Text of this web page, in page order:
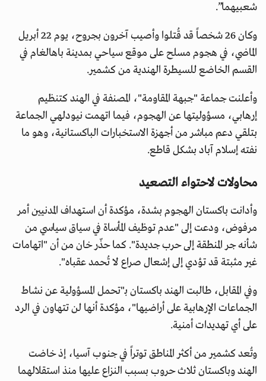
شعبيهما”.
وكان 26 شخصاً قد قُتلوا وأصيب آخرون بجروح، يوم 22 أبريل
الماضي، في هجوم مسلح على موقع سياحي بمدينة باهالغام في
القسم الخاضع للسيطرة الهندية من كشمير.
وأعلنت جماعة "جبهة المقاومة"، المصنفة في الهند كتنظيم
إرهابي، مسؤوليتها عن الهجوم، فيما اتهمت نيودلهي الجماعة
بتلقي دعم مباشر من أجهزة الاستخبارات الباكستانية، وهو ما
نفته إسلام آباد بشكل قاطع.
محاولات لاحتواء التصعيد
وأدانت باكستان الهجوم بشدة، مؤكدة أن استهداف المدنيين أمر
مرفوض، ودعت إلى "عدم توظيف المأساة في سياق سياسي من
شأنه جر المنطقة إلى حرب جديدة". كما حذّر خان من أن "اتهامات
غير مثبتة قد تؤدي إلى إشعال صراع لا تُحمد عقباه".
وفي المقابل، طالبت الهند باكستان بـ"تحمل المسؤولية عن نشاط
الجماعات الإرهابية على أراضيها"، مؤكدة أنها لن تتهاون في الرد
على أي تهديدات أمنية.
وتُعد كشمير من أكثر المناطق توتراً في جنوب آسيا، إذ خاضت
الهند وباكستان ثلاث حروب بسبب النزاع عليها منذ استقلالهما